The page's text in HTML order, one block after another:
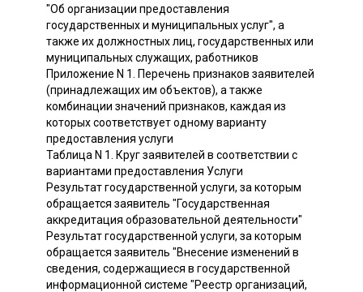
"Об организации предоставления
государственных и муниципальных услуг", а
также их должностных лиц, государственных или
муниципальных служащих, работников
Приложение N 1. Перечень признаков заявителей
(принадлежащих им объектов), а также
комбинации значений признаков, каждая из
которых соответствует одному варианту
предоставления услуги
Таблица N 1. Круг заявителей в соответствии с
вариантами предоставления Услуги
Результат государственной услуги, за которым
обращается заявитель "Государственная
аккредитация образовательной деятельности"
Результат государственной услуги, за которым
обращается заявитель "Внесение изменений в
сведения, содержащиеся в государственной
информационной системе "Реестр организаций,